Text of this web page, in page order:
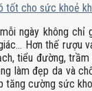
tốt cho sức khoẻ
ngày không chỉ
Hơn thế rượu
tiểu đường, trầm
làm đẹp da và
tăng cường sức